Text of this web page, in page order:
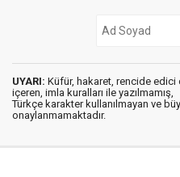
UYARI: Küfür, hakaret, rencide edici
içeren, imla kuralları ile yazılmamış,
Türkçe karakter kullanılmayan ve
onaylanmamaktadır.